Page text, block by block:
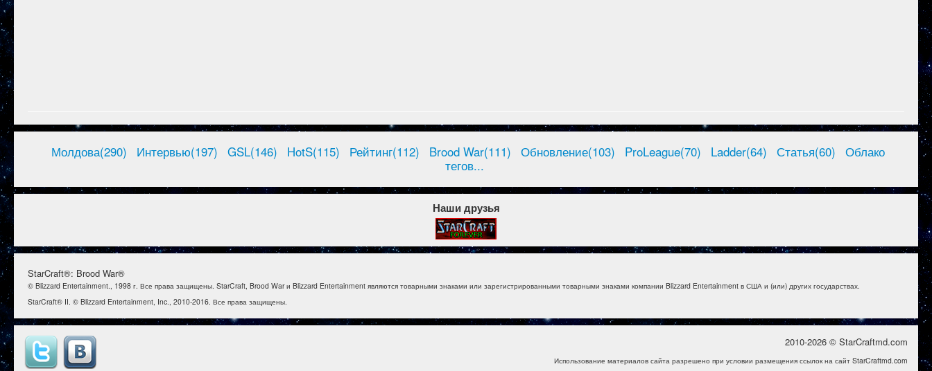
Молдова(290) Интервью(197) GSL(146) HotS(115) Рейтинг(112) Brood War(111) Обновление(103) ProLeague(70) Ladder(64) Статья(60)
Облако
тегов...
Наши друзья
StarCraft®: Brood War®
© Blizzard Entertainment., 1998 г. Все права защищены. StarCraft, Brood War и Blizzard Entertainment являются товарными знаками или зарегистрированными товарными знаками компании Blizzard Entertainment в США и (или) других государствах.
StarCraft® II. © Blizzard Entertainment, Inc., 2010-2016. Все права защищены.
2010-2026 © StarCraftmd.com
Использование материалов сайта разрешено при условии размещения ссылок на сайт StarCraftmd.com